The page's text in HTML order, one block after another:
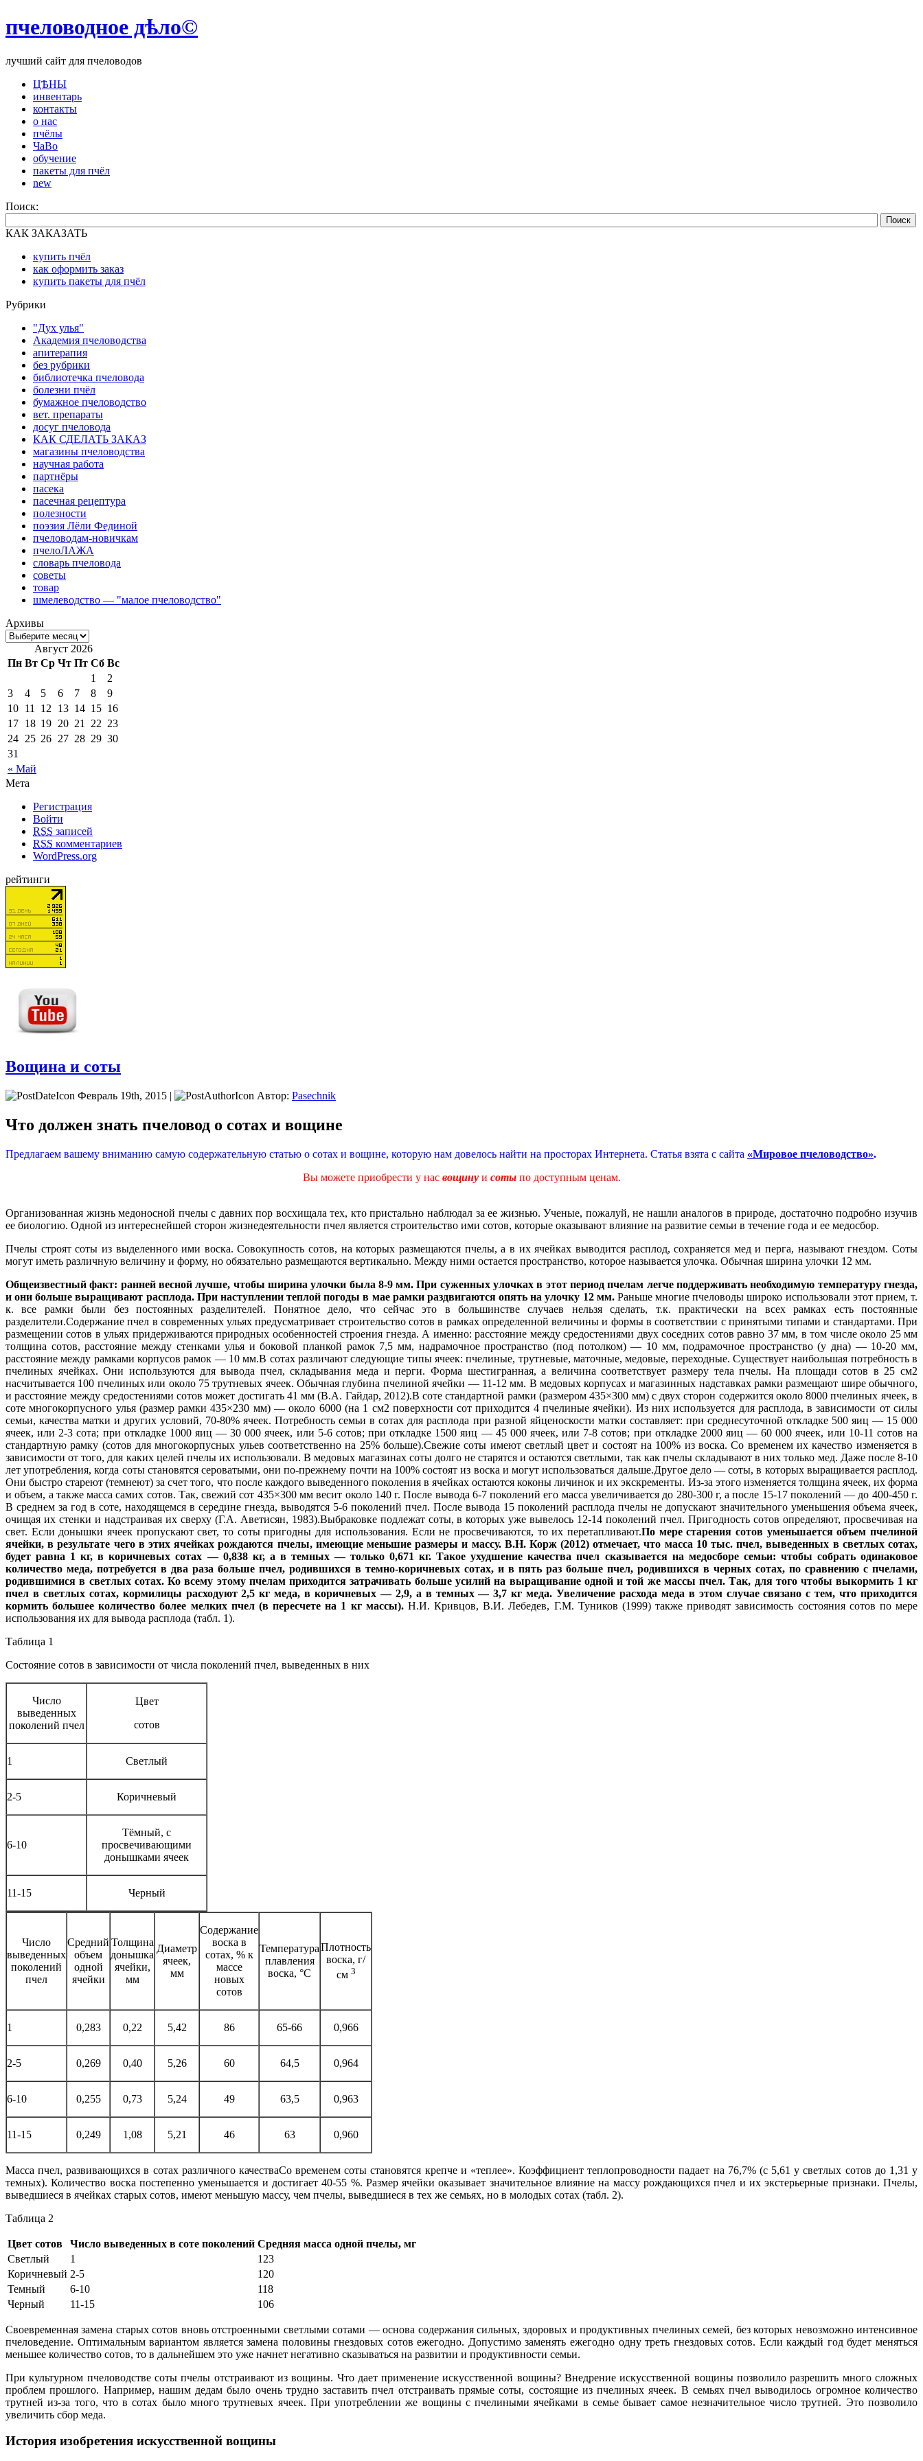
пчеловодное дѣло©
лучший сайт для пчеловодов
ЦѢНЫ
инвентарь
контакты
о нас
пчёлы
ЧаВо
обучение
пакеты для пчёл
new
Поиск:
Поиск
КАК ЗАКАЗАТЬ
купить пчёл
как оформить заказ
купить пакеты для пчёл
Рубрики
"Дух улья"
Академия пчеловодства
апитерапия
без рубрики
библиотечка пчеловода
болезни пчёл
бумажное пчеловодство
вет. препараты
досуг пчеловода
КАК СДЕЛАТЬ ЗАКАЗ
магазины пчеловодства
научная работа
партнёры
пасека
пасечная рецептура
полезности
поэзия Лёли Фединой
пчеловодам-новичкам
пчелоЛАЖА
словарь пчеловода
советы
товар
шмелеводство — "малое пчеловодство"
Архивы
Август 2026
Пн Вт Ср Чт Пт Сб Вс
« Май
1
2
3
4 5 6 7 8
9
10 11 12 13 14 15 16
17 18 19 20 21 22 23
24 25 26 27 28 29 30
31
Мета
Регистрация
Войти
RSS записей
RSS комментариев
WordPress.org
рейтинги
Вощина и соты
Февраль 19th, 2015 | Автор: Pasechnik
Что должен знать пчеловод о сотах и вощине
Предлагаем вашему вниманию самую содержательную статью о сотах и вощине, которую нам довелось найти на просторах Интернета. Статья взята с сайта «Мировое пчеловодство».
Вы можете приобрести у нас вощинуи сотыпо доступным ценам.
Организованная жизнь медоносной пчелы с давних пор восхищала тех, кто пристально наблюдал за ее жизнью. Ученые, пожалуй, не нашли аналогов в природе, достаточно подробно изучив
ее биологию. Одной из интереснейшей сторон жизнедеятельности пчел является строительство ими сотов, которые оказывают влияние на развитие семьи в течение года и ее медосбор.
Пчелы строят соты из выделенного ими воска. Совокупность сотов, на которых размещаются пчелы, а в их ячейках выводится расплод, сохраняется мед и перга, называют гнездом. Соты
могут иметь различную величину и форму, но обязательно размещаются вертикально. Между ними остается пространство, которое называется улочка. Обычная ширина улочки 12 мм.
Общеизвестный факт: ранней весной лучше, чтобы ширина улочки была 8-9 мм. При суженных улочках в этот период пчелам легче поддерживать необходимую температуру гнезда,
и они больше выращивают расплода. При наступлении теплой погоды в мае рамки раздвигаются опять на улочку 12 мм.Раньше многие пчеловоды широко использовали этот прием, т.
к. все рамки были без постоянных разделителей. Понятное дело, что сейчас это в большинстве случаев нельзя сделать, т.к. практически на всех рамках есть постоянные
разделители.Содержание пчел в современных ульях предусматривает строительство сотов в рамках определенной величины и формы в соответствии с принятыми типами и стандартами. При
размещении сотов в ульях придерживаются природных особенностей строения гнезда. А именно: расстояние между средостениями двух соседних сотов равно 37 мм, в том числе около 25 мм
толщина сотов, расстояние между стенками улья и боковой планкой рамок 7,5 мм, надрамочное пространство (под потолком) — 10 мм, подрамочное пространство (у дна) — 10-20 мм,
расстояние между рамками корпусов рамок — 10 мм.В сотах различают следующие типы ячеек: пчелиные, трутневые, маточные, медовые, переходные. Существует наибольшая потребность в
пчелиных ячейках. Они используются для вывода пчел, складывания меда и перги. Форма шестигранная, а величина соответствует размеру тела пчелы. На площади сотов в 25 см2
насчитывается 100 пчелиных или около 75 трутневых ячеек. Обычная глубина пчелиной ячейки — 11-12 мм. В медовых корпусах и магазинных надставках рамки размещают шире обычного,
и расстояние между средостениями сотов может достигать 41 мм (В.А. Гайдар, 2012).В соте стандартной рамки (размером 435×300 мм) с двух сторон содержится около 8000 пчелиных ячеек, в
соте многокорпусного улья (размер рамки 435×230 мм) — около 6000 (на 1 см2 поверхности сот приходится 4 пчелиные ячейки). Из них используется для расплода, в зависимости от силы
семьи, качества матки и других условий, 70-80% ячеек. Потребность семьи в сотах для расплода при разной яйценоскости матки составляет: при среднесуточной откладке 500 яиц — 15 000
ячеек, или 2-3 сота; при откладке 1000 яиц — 30 000 ячеек, или 5-6 сотов; при откладке 1500 яиц — 45 000 ячеек, или 7-8 сотов; при откладке 2000 яиц — 60 000 ячеек, или 10-11 сотов на
стандартную рамку (сотов для многокорпусных ульев соответственно на 25% больше).Свежие соты имеют светлый цвет и состоят на 100% из воска. Со временем их качество изменяется в
зависимости от того, для каких целей пчелы их использовали. В медовых магазинах соты долго не старятся и остаются светлыми, так как пчелы складывают в них только мед. Даже после 8-10
лет употребления, когда соты становятся сероватыми, они по-прежнему почти на 100% состоят из воска и могут использоваться дальше.Другое дело — соты, в которых выращивается расплод.
Они быстро стареют (темнеют) за счет того, что после каждого выведенного поколения в ячейках остаются коконы личинок и их экскременты. Из-за этого изменяется толщина ячеек, их форма
и объем, а также масса самих сотов. Так, свежий сот 435×300 мм весит около 140 г. После вывода 6-7 поколений его масса увеличивается до 280-300 г, а после 15-17 поколений — до 400-450 г.
В среднем за год в соте, находящемся в середине гнезда, выводятся 5-6 поколений пчел. После вывода 15 поколений расплода пчелы не допускают значительного уменьшения объема ячеек,
очищая их стенки и надстраивая их сверху (Г.А. Аветисян, 1983).Выбраковке подлежат соты, в которых уже вывелось 12-14 поколений пчел. Пригодность сотов определяют, просвечивая на
свет. Если донышки ячеек пропускают свет, то соты пригодны для использования. Если не просвечиваются, то их перетапливают.По мере старения сотов уменьшается объем пчелиной
ячейки, в результате чего в этих ячейках рождаются пчелы, имеющие меньшие размеры и массу. В.Н. Корж (2012) отмечает, что масса 10 тыс. пчел, выведенных в светлых сотах,
будет равна 1 кг, в коричневых сотах — 0,838 кг, а в темных — только 0,671 кг. Такое ухудшение качества пчел сказывается на медосборе семьи: чтобы собрать одинаковое
количество меда, потребуется в два раза больше пчел, родившихся в темно-коричневых сотах, и в пять раз больше пчел, родившихся в черных сотах, по сравнению с пчелами,
родившимися в светлых сотах. Ко всему этому пчелам приходится затрачивать больше усилий на выращивание одной и той же массы пчел. Так, для того чтобы выкормить 1 кг
пчел в светлых сотах, кормилицы расходуют 2,5 кг меда, в коричневых — 2,9, а в темных — 3,7 кг меда. Увеличение расхода меда в этом случае связано с тем, что приходится
кормить большее количество более мелких пчел (в пересчете на 1 кг массы).Н.И. Кривцов, В.И. Лебедев, Г.М. Туников (1999) также приводят зависимость состояния сотов по мере
использования их для вывода расплода (табл. 1).
Таблица 1
Состояние сотов в зависимости от числа поколений пчел, выведенных в них
Число
выведенных
поколений пчел
Цвет
сотов
1 Светлый
2-5 Коричневый
6-10
Тёмный, с
просвечивающими
донышками ячеек
11-15 Черный
Число
выведенных
поколений
пчел
Средний
объем
одной
ячейки
Толщина
донышка
ячейки,
мм
Диаметр
ячеек,
мм
Содержание
воска в
сотах, % к
массе
новых
сотов
Температура
плавления
воска, °С
Плотность
воска, г/
см 3
1 0,283 0,22 5,42 86 65-66 0,966
2-5 0,269 0,40 5,26 60 64,5 0,964
6-10 0,255 0,73 5,24 49 63,5 0,963
11-15 0,249 1,08 5,21 46 63 0,960
Масса пчел, развивающихся в сотах различного качестваСо временем соты становятся крепче и «теплее». Коэффициент теплопроводности падает на 76,7% (с 5,61 у светлых сотов до 1,31 у
темных). Количество воска постепенно уменьшается и достигает 40-55 %. Размер ячейки оказывает значительное влияние на массу рождающихся пчел и их экстерьерные признаки. Пчелы,
выведшиеся в ячейках старых сотов, имеют меньшую массу, чем пчелы, выведшиеся в тех же семьях, но в молодых сотах (табл. 2).
Таблица 2
Цвет сотов Число выведенных в соте поколений Средняя масса одной пчелы, мг
Светлый
1
123
Коричневый 2-5
120
Темный
6-10
118
Черный
11-15 106
Своевременная замена старых сотов вновь отстроенными светлыми сотами — основа содержания сильных, здоровых и продуктивных пчелиных семей, без которых невозможно интенсивное
пчеловедение. Оптимальным вариантом является замена половины гнездовых сотов ежегодно. Допустимо заменять ежегодно одну треть гнездовых сотов. Если каждый год будет меняться
меньшее количество сотов, то в дальнейшем это уже начнет негативно сказываться на развитии и продуктивности семьи.
При культурном пчеловодстве соты пчелы отстраивают из вощины. Что дает применение искусственной вощины? Внедрение искусственной вощины позволило разрешить много сложных
проблем прошлого. Например, нашим дедам было очень трудно заставить пчел отстраивать прямые соты, состоящие из пчелиных ячеек. В семьях пчел выводилось огромное количество
трутней из-за того, что в сотах было много трутневых ячеек. При употреблении же вощины с пчелиными ячейками в семье бывает самое незначительное число трутней. Это позволило
увеличить сбор меда.
История изобретения искусственной вощины